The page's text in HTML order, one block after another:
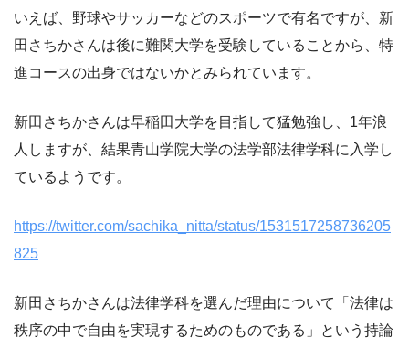
いえば、野球やサッカーなどのスポーツで有名ですが、新
田さちかさんは後に難関大学を受験していることから、特
進コースの出身ではないかとみられています。
新田さちかさんは早稲田大学を目指して猛勉強し、1年浪
人しますが、結果青山学院大学の法学部法律学科に入学し
ているようです。
https://twitter.com/sachika_nitta/status/1531517258736205
825
新田さちかさんは法律学科を選んだ理由について「法律は
秩序の中で自由を実現するためのものである」という持論